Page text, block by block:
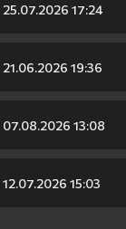
25.07.2026 17:24
21.06.2026 19:36
07.08.2026 13:08
12.07.2026 15:03